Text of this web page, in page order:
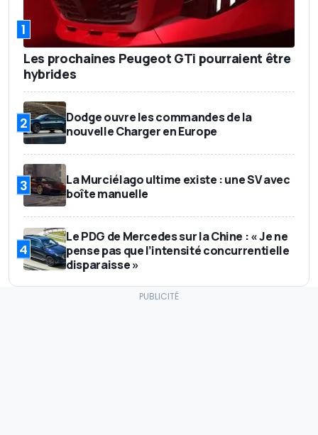
1
Les prochaines Peugeot GTi pourraient être
hybrides
2
Dodge ouvre les commandes de la
nouvelle Charger en Europe
3
La Murciélago ultime existe : une SV avec
boîte manuelle
4
Le PDG de Mercedes sur la Chine : « Je ne
pense pas que l’intensité concurrentielle
disparaisse »